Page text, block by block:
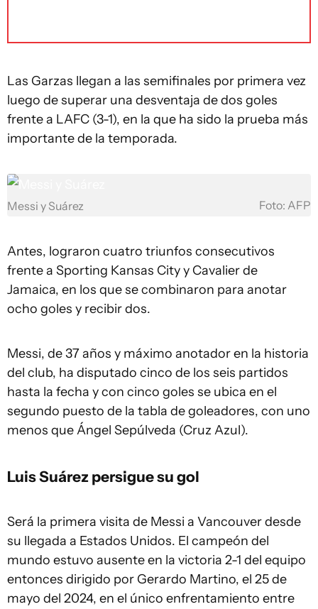
Las Garzas llegan a las semifinales por primera vez
luego de superar una desventaja de dos goles
frente a LAFC (3-1), en la que ha sido la prueba más
importante de la temporada.
Messi y Suárez Foto: AFP
Antes, lograron cuatro triunfos consecutivos
frente a Sporting Kansas City y Cavalier de
Jamaica, en los que se combinaron para anotar
ocho goles y recibir dos.
Messi, de 37 años y máximo anotador en la historia
del club, ha disputado cinco de los seis partidos
hasta la fecha y con cinco goles se ubica en el
segundo puesto de la tabla de goleadores, con uno
menos que Ángel Sepúlveda (Cruz Azul).
Luis Suárez persigue su gol
Será la primera visita de Messi a Vancouver desde
su llegada a Estados Unidos. El campeón del
mundo estuvo ausente en la victoria 2-1 del equipo
entonces dirigido por Gerardo Martino, el 25 de
mayo del 2024, en el único enfrentamiento entre